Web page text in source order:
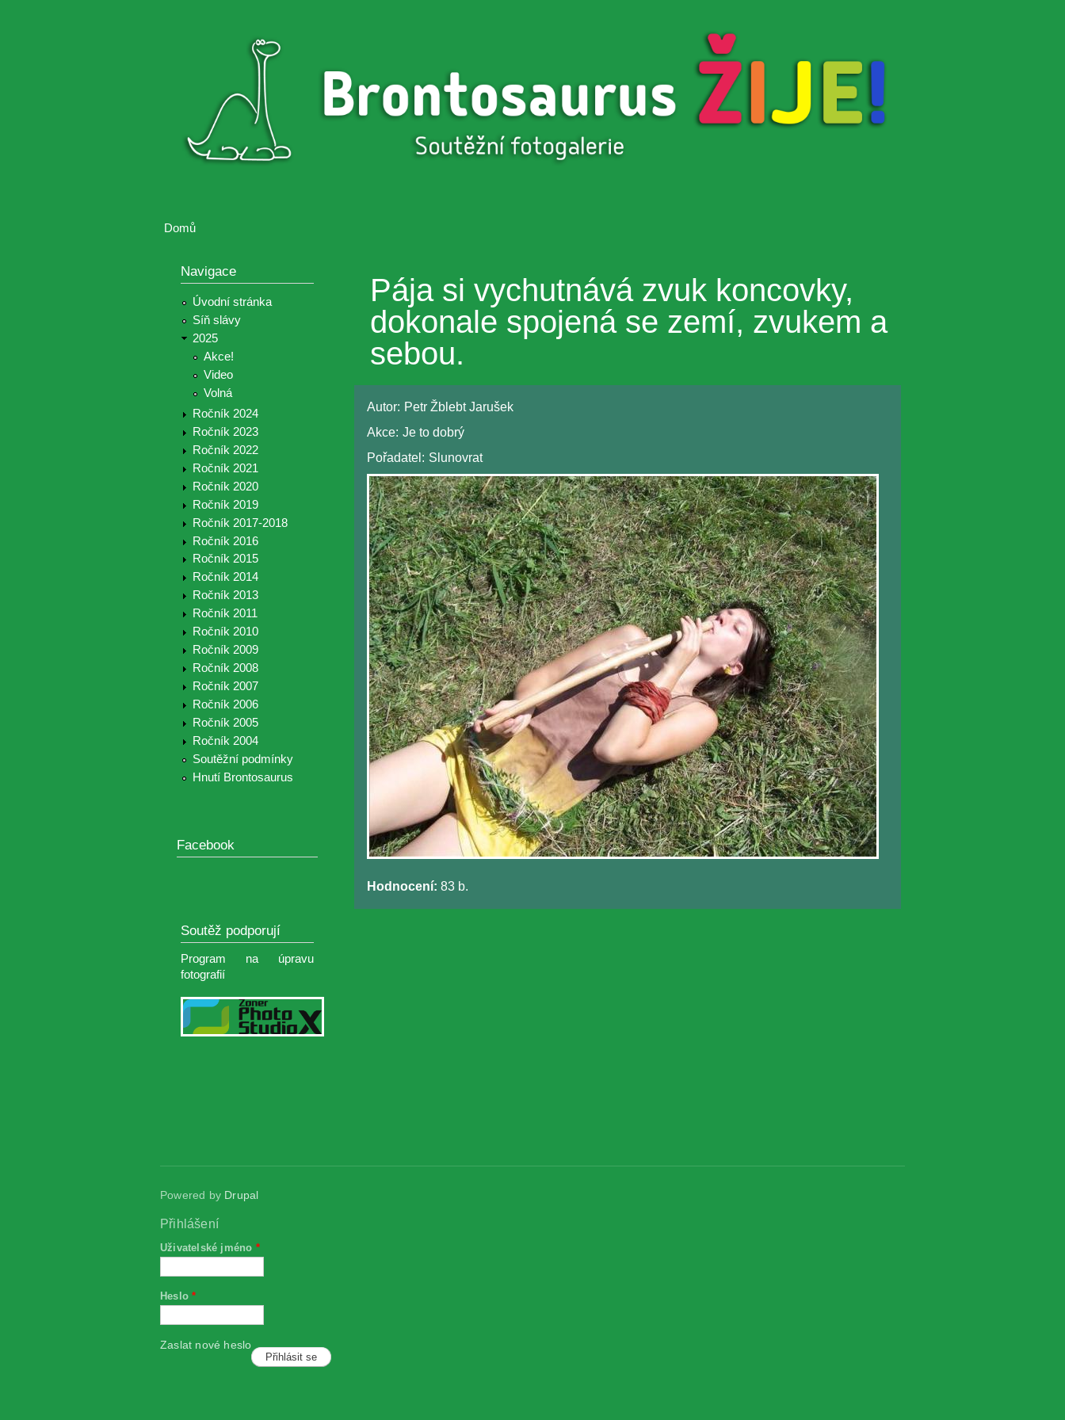
Brontosaurus
Brontosaurus
Domů
Navigace
Úvodní stránka
Síň slávy
2025
Akce!
Video
Volná
Ročník 2024
Ročník 2023
Ročník 2022
Ročník 2021
Ročník 2020
Ročník 2019
Ročník 2017-2018
Ročník 2016
Ročník 2015
Ročník 2014
Ročník 2013
Ročník 2011
Ročník 2010
Ročník 2009
Ročník 2008
Ročník 2007
Ročník 2006
Ročník 2005
Ročník 2004
Soutěžní podmínky
Hnutí Brontosaurus
Facebook
Soutěž podporují
Program na úpravu
fotografií
Pája si vychutnává zvuk koncovky,
dokonale spojená se zemí, zvukem a
sebou.
Autor: Petr Žblebt Jarušek
Akce: Je to dobrý
Pořadatel: Slunovrat
Hodnocení: 83 b.
Powered by Drupal
Přihlášení
Uživatelské jméno *
Heslo*
Zaslat nové heslo